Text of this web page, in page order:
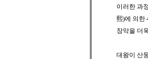
이러한 과
熙)에 의한
장악을 더
대왕이 산